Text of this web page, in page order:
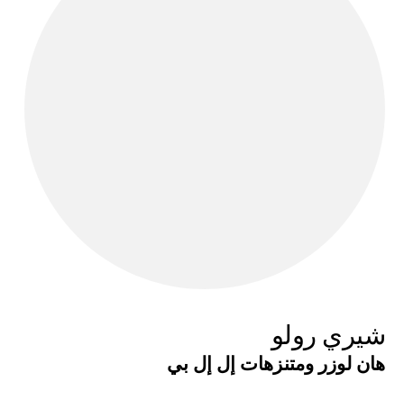
شيري رولو
هان لوزر ومتنزهات إل إل بي